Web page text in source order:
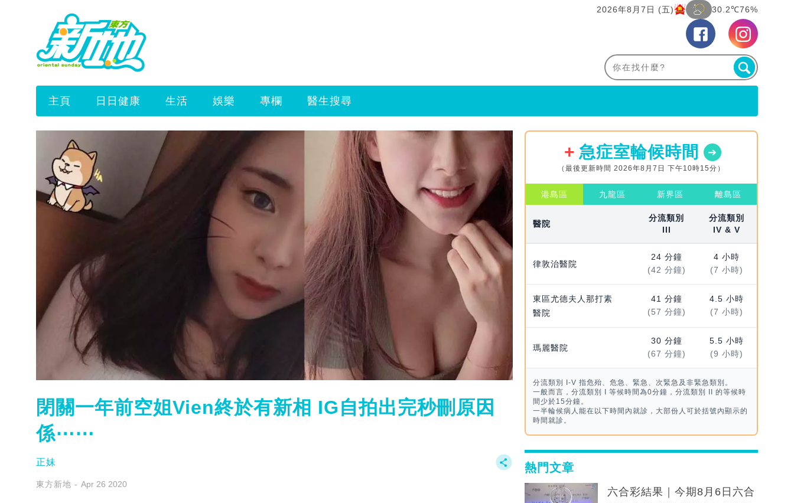
2026年8月7日 (五) 30.2℃76%
主頁 日日健康 生活 娛樂 專欄 醫生搜尋
閉關一年前空姐Vien終於有新相 IG自拍出完秒刪原因
係⋯⋯
正妹
東方新地 Apr 26 2020
急症室輪候時間
（最後更新時間 2026年8月7日 下午10時15分）
港島區 九龍區 新界區 離島區
醫院
分流類別
III
分流類別
IV & V
律敦治醫院
24 分鐘
(42 分鐘)
4 小時
(7 小時)
東區尤德夫人那打素
醫院
41 分鐘
(57 分鐘)
4.5 小時
(7 小時)
瑪麗醫院
30 分鐘
(67 分鐘)
5.5 小時
(9 小時)
分流類別 I-V 指危殆、危急、緊急、次緊急及非緊急類別。
一般而言，分流類別 I 等候時間為0分鐘，分流類別 II 的等候時
間少於15分鐘。
一半輪候病人能在以下時間內就診，大部份人可於括號內顯示的
時間就診。
熱門文章
六合彩結果｜今期8月6日六合